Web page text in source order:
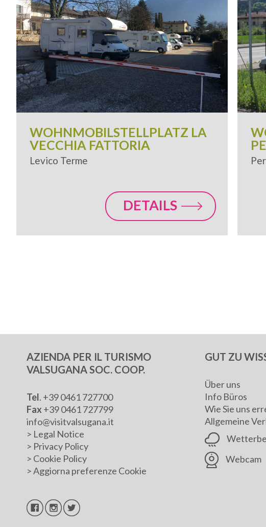
WOHNMOBILSTELLPLATZ LA
VECCHIA FATTORIA
Levico Terme
DETAILS
AZIENDA PER IL TURISMO
VALSUGANA SOC. COOP.
Tel. +39 0461 727700
Fax +39 0461 727799
info@visitvalsugana.it
> Legal Notice
> Privacy Policy
> Cookie Policy
>Aggiorna preferenze Cookie
GUT ZU
Über uns
Info Büros
Wie Sie uns
Allgemeine
Webcam